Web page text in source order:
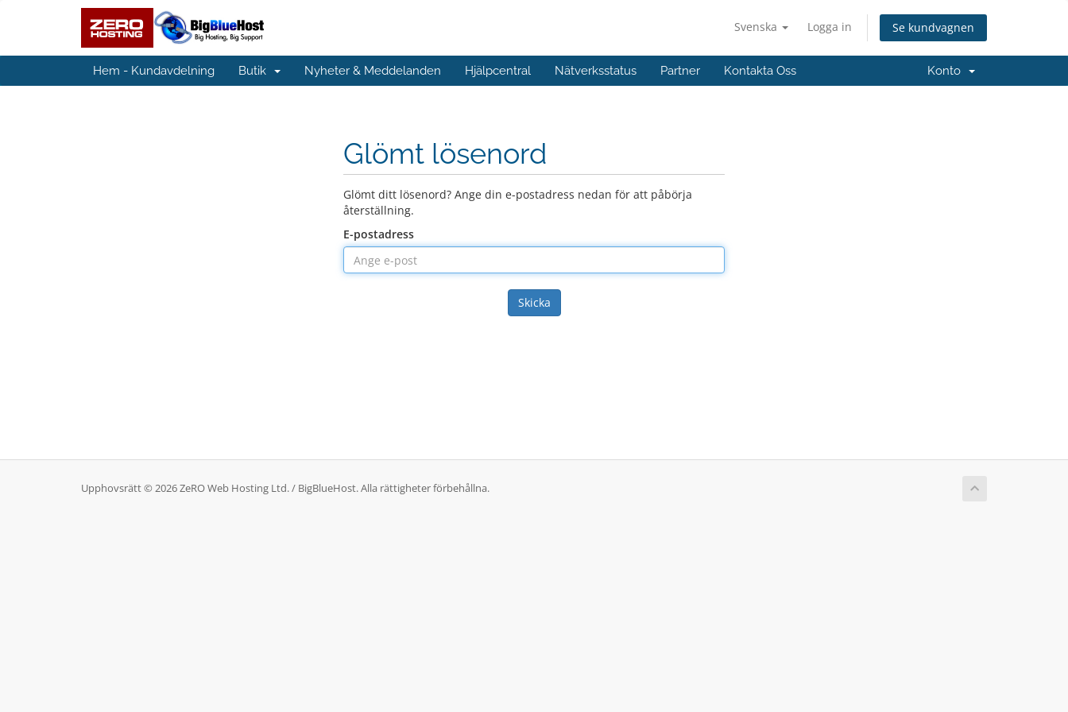
Svenska Logga in Se kundvagnen
Hem - Kundavdelning Butik Nyheter & Meddelanden Hjälpcentral Nätverksstatus Partner Kontakta Oss Konto
Glömt lösenord
Glömt ditt lösenord? Ange din e-postadress nedan för att påbörja
återställning.
E-postadress
Skicka
Upphovsrätt © 2026 ZeRO Web Hosting Ltd. / BigBlueHost. Alla rättigheter förbehållna.